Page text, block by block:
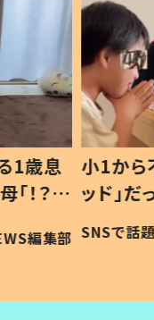
歳息
？」
編集部
小1から
ッド」だ
作り続
#令和の子
SNSで話題